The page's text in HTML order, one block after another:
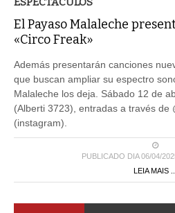
El Payaso Malaleche
«Circo Freak»
Además presentarán canciones
que buscan ampliar su espectro
Malaleche los deja. Sábado 12 de
(Alberti 3723), entradas a través de
(instagram).
PUBLICADO DIA 06/04/
LEIA MAIS ...